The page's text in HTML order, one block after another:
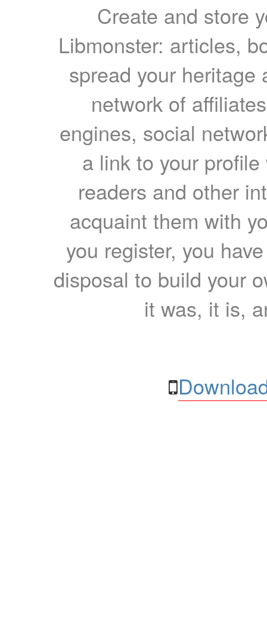
Create and store
Libmonster: articles,
spread your heritage
network of
engines, social
a link to your
readers and other
acquaint them with
you register, you
disposal to build your
it was, it is,